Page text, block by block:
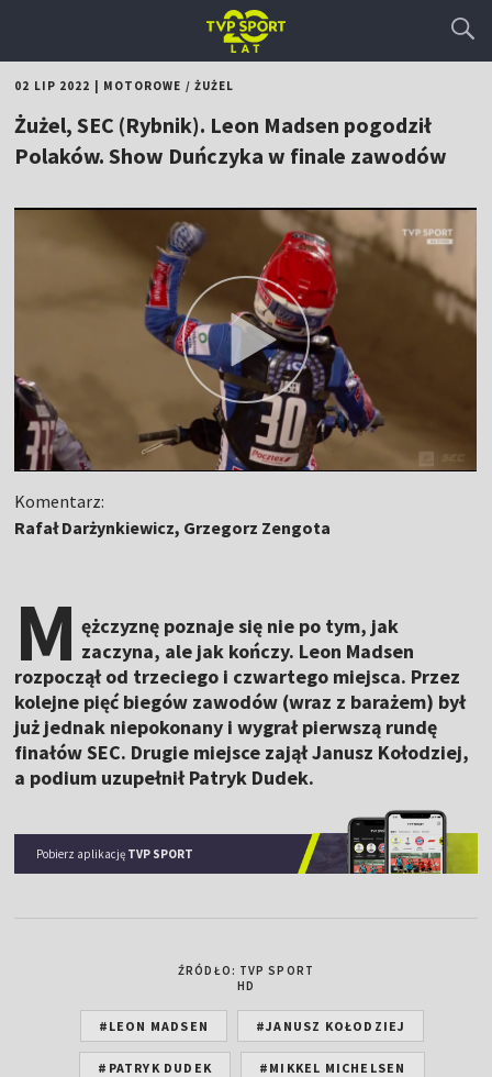
02 LIP 2022 MOTOROWE / ŻUŻEL
Żużel, SEC (Rybnik). Leon Madsen pogodził
Polaków. Show Duńczyka w finale zawodów
Komentarz:
Rafał Darżynkiewicz, Grzegorz Zengota
M ężczyznę poznaje się nie po tym, jak
zaczyna, ale jak kończy. Leon Madsen
rozpoczął od trzeciego i czwartego miejsca. Przez
kolejne pięć biegów zawodów (wraz z barażem) był
już jednak niepokonany i wygrał pierwszą rundę
finałów SEC. Drugie miejsce zajął Janusz Kołodziej,
a podium uzupełnił Patryk Dudek.
Pobierz aplikację TVP SPORT
ŹRÓDŁO: TVP SPORT
HD
#LEON MADSEN #JANUSZ KOŁODZIEJ
#PATRYK DUDEK #MIKKEL MICHELSEN